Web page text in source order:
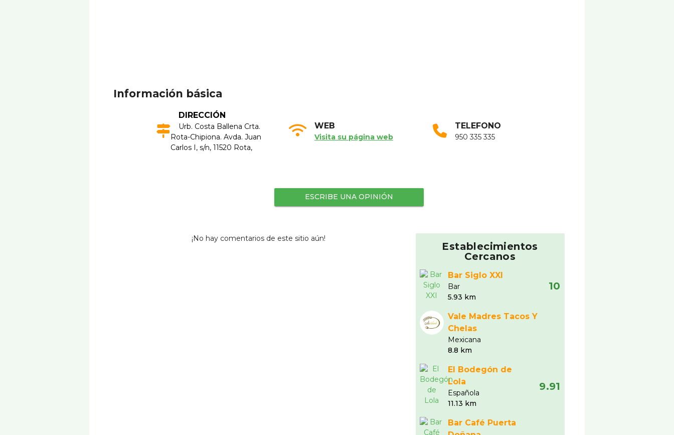
Información básica
DIRECCIÓN
Urb. Costa Ballena Crta.
Rota-Chipiona. Avda. Juan
Carlos I, s/n, 11520 Rota,
WEB
Visita su página web
TELEFONO
950 335 335
ESCRIBE UNA OPINIÓN
¡No hay comentarios de este sitio aún!
Establecimientos
Cercanos
Bar Siglo XXI
Bar
5.93 km
10
Vale Madres Tacos Y
Chelas
Mexicana
8.8 km
El Bodegón de
Lola
Española
11.13 km
9.91
Bar Café Puerta